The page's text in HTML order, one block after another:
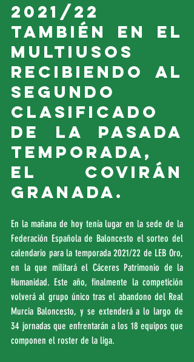
2021/22
también en el
Multiusos
recibiendo al
segundo
clasificado
de la pasada
temporada,
el Covirán
Granada.
En la mañana de hoy tenía lugar en la sede de la
Federación Española de Baloncesto el sorteo del
calendario para la temporada 2021/22 de LEB Oro,
en la que militará el Cáceres Patrimonio de la
Humanidad. Este año, finalmente la competición
volverá al grupo único tras el abandono del Real
Murcia Baloncesto, y se extenderá a lo largo de
34 jornadas que enfrentarán a los 18 equipos que
componen el roster de la liga.